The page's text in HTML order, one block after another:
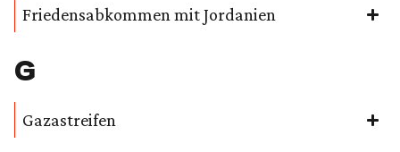
Friedensabkommen mit Jordanien
G
Gazastreifen